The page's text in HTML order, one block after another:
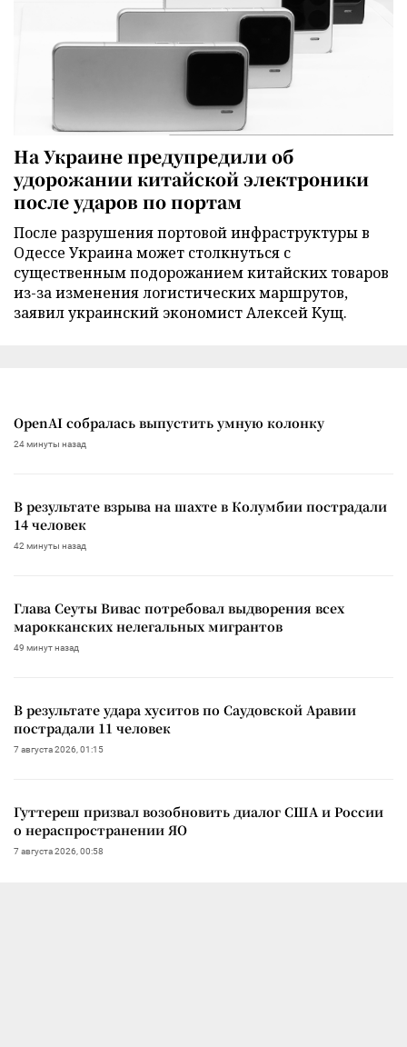
На Украине предупредили об
удорожании китайской электроники
после ударов по портам
После разрушения портовой инфраструктуры в
Одессе Украина может столкнуться с
существенным подорожанием китайских товаров
из-за изменения логистических маршрутов,
заявил украинский экономист Алексей Кущ.
OpenAI собралась выпустить умную колонку
24 минуты назад
В результате взрыва на шахте в Колумбии пострадали
14 человек
42 минуты назад
Глава Сеуты Вивас потребовал выдворения всех
марокканских нелегальных мигрантов
49 минут назад
В результате удара хуситов по Саудовской Аравии
пострадали 11 человек
7 августа 2026, 01:15
Гуттереш призвал возобновить диалог США и России
о нераспространении ЯО
7 августа 2026, 00:58